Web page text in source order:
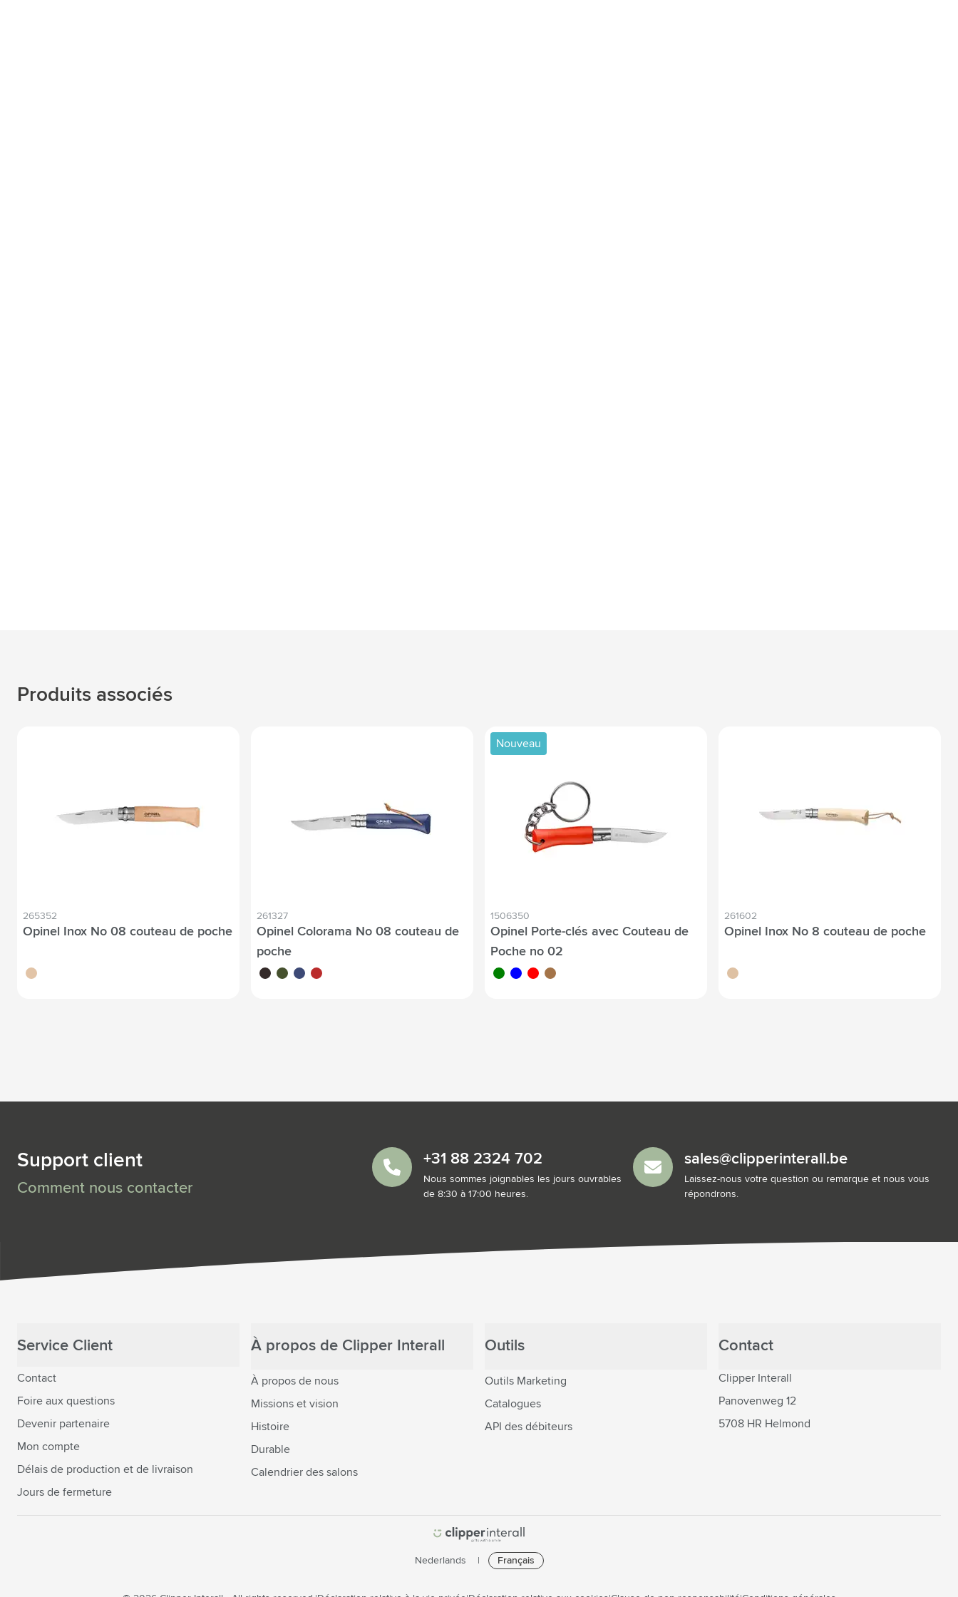
Produits associés
265352
Opinel Inox No 08 couteau de poche
brun bois
261327
Opinel Colorama No 08 couteau de
poche
noir vert bleu rouge
Nouveau
1506350
Opinel Porte-clés avec Couteau de
Poche no 02
vert bleu rougebrun bois
261602
Opinel Inox No 8 couteau de poche
brun
Support client
Comment nous contacter
+31 88 2324 702
Nous sommes joignables les jours ouvrables
de 8:30 à 17:00 heures.
sales@clipperinterall.be
Laissez-nous votre question ou remarque et nous vous
répondrons.
Service Client
Contact
Foire aux questions
Devenir partenaire
Mon compte
Délais de production et de livraison
Jours de fermeture
À propos de Clipper Interall
À propos de nous
Missions et vision
Histoire
Durable
Calendrier des salons
Outils
Outils Marketing
Catalogues
API des débiteurs
Contact
Clipper Interall
Panovenweg 12
5708 HR Helmond
Nederlands Français